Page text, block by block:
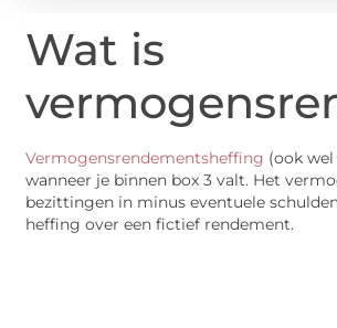
Wat is
Vermogensrendementsheffing (ook
wanneer je binnen box 3 valt. Het
bezittingen in minus eventuele
heffing over een fictief rendement.